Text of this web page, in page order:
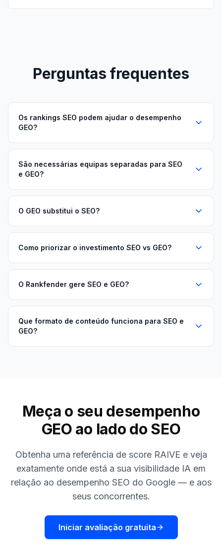
Perguntas frequentes
Os rankings SEO podem ajudar o desempenho
GEO?
São necessárias equipas separadas para SEO
e GEO?
O GEO substitui o SEO?
Como priorizar o investimento SEO vs GEO?
O Rankfender gere SEO e GEO?
Que formato de conteúdo funciona para SEO e
GEO?
Meça o seu desempenho
GEO ao lado do SEO
Obtenha uma referência de score RAIVE e veja
exatamente onde está a sua visibilidade IA em
relação ao desempenho SEO do Google — e aos
seus concorrentes.
Iniciar avaliação gratuita